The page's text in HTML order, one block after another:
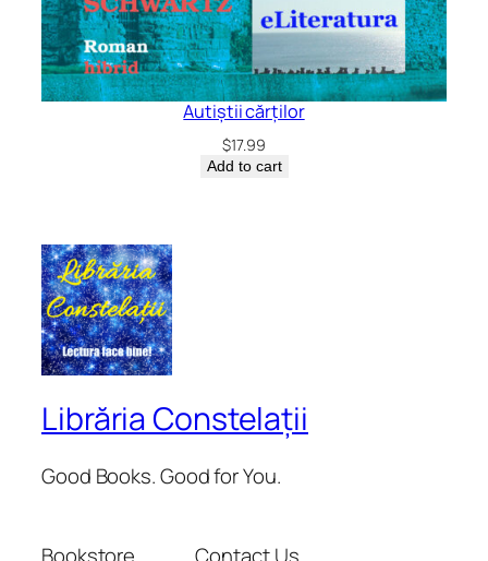
Autiștii cărților
$17.99
Add to cart
Librăria Constelații
Good Books. Good for You.